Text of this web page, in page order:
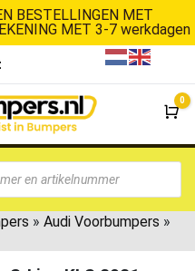
BESTELLINGEN MET
MET 3-7 werkdagen
0
» Audi Voorbumpers »